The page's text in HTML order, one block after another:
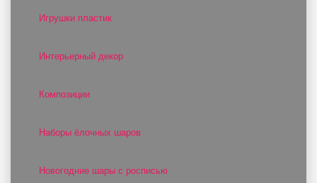
Игрушки пластик
Интерьерный декор
Композиции
Наборы ёлочных шаров
Новогодние шары с росписью